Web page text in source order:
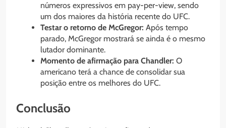
números expressivos em pay-per-view, sendo
um dos maiores da história recente do UFC.
Testar o retorno de McGregor: Após tempo
parado, McGregor mostrará se ainda é o mesmo
lutador dominante.
Momento de afirmação para Chandler: O
americano terá a chance de consolidar sua
posição entre os melhores do UFC.
Conclusão